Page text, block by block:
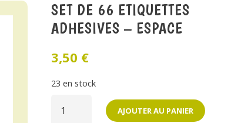
SET DE 66 ETIQUETTES
ADHESIVES – ESPACE
3,50 €
23 en stock
DE
SET AJOUTER AU PANIER